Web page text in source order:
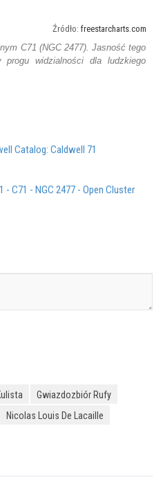
freestarcharts.com
C71 (NGC 2477). Jasność tego
widzialności dla ludzkiego
Catalog: Caldwell 71
C71 - NGC 2477 - Open Cluster
Gwiazdozbiór Rufy
Nicolas Louis De Lacaille